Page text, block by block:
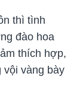
thì tình
đào hoa
thích hợp,
vội vàng bày